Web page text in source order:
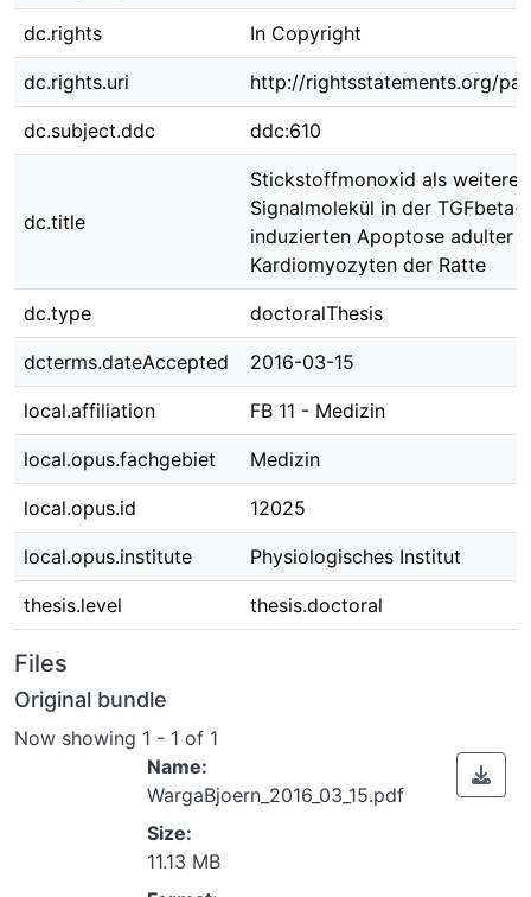
dc.rights In Copyright
dc.rights.uri http://rightsstatements.org/
dc.subject.ddc ddc:610
dc.title
Stickstoffmonoxid als weiteres
Signalmolekül in der TGFbeta-
induzierten Apoptose adulter
Kardiomyozyten der Ratte
dc.type doctoralThesis
dcterms.dateAccepted 2016-03-15
local.affiliation FB 11 - Medizin
local.opus.fachgebiet Medizin
local.opus.id 12025
local.opus.institute Physiologisches Institut
thesis.level thesis.doctoral
Files
Original bundle
Now showing 1 - 1 of 1
Name:
WargaBjoern_2016_03_15.pdf
Size:
11.13 MB